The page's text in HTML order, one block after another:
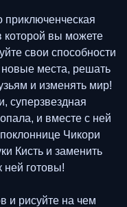
приключенческая
которой вы можете
свои способности
места, решать
и изменять мир!
суперзвездная
и вместе с ней
Чикори
Кисть и заменить
ней готовы!
и рисуйте на чем